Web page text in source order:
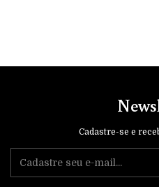
Cadastre-se e